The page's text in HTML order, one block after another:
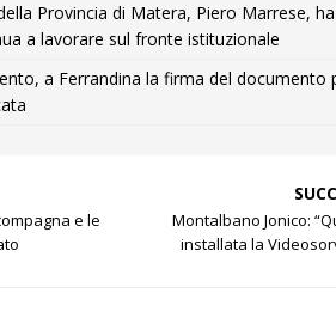
Provincia di Matera, Piero Marrese,
a lavorare sul fronte istituzionale
a Ferrandina la firma del documento
e le
Montalbano Jonico:
installata la